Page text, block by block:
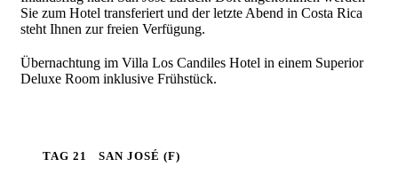
Sie zum Hotel transferiert und der letzte Abend in Costa Rica
steht Ihnen zur freien Verfügung.
Übernachtung im Villa Los Candiles Hotel in einem Superior
Deluxe Room inklusive Frühstück.
TAG 21 SAN JOSÉ (F)